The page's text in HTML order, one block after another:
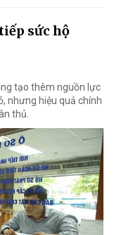
sức hộ
tạo thêm nguồn lực
nhưng hiệu quả chính
thủ.